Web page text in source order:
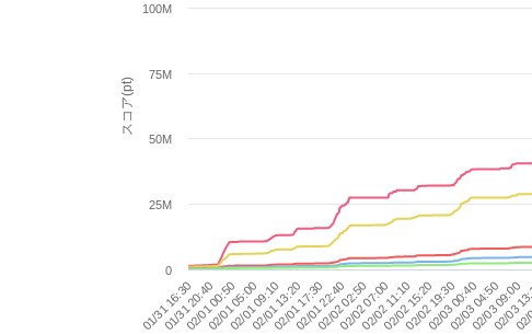
スコア(pt)
01/31 16:30
01/31 20:40
02/01 00:50
02/01 05:00
02/01 09:10
02/01 13:20
02/01 17:30
02/01 22:40
02/02 02:50
02/02 07:00
02/02 11:10
02/02 15:20
02/02 19:30
02/03 00:40
02/03 04:50
02/03 09:00
02/03
0
100M
25M
50M
75M